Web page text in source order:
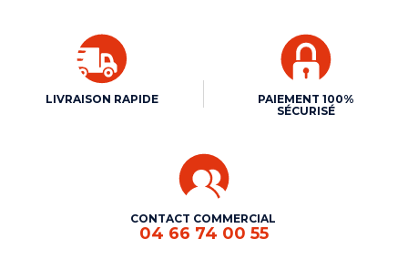
LIVRAISON RAPIDE
PAIEMENT 100%
SÉCURISÉ
CONTACT COMMERCIAL
04 66 74 00 55